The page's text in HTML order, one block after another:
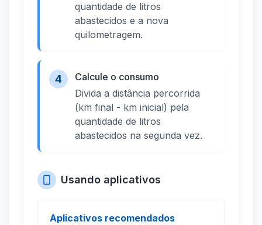
quantidade de litros
abastecidos e a nova
quilometragem.
4
Calcule o consumo
Divida a distância percorrida
(km final - km inicial) pela
quantidade de litros
abastecidos na segunda vez.
Usando aplicativos
Aplicativos recomendados